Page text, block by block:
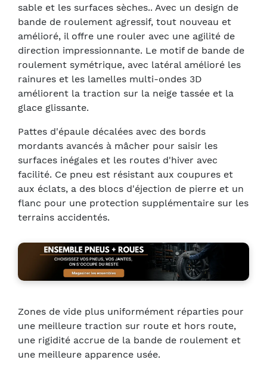
sable et les surfaces sèches.. Avec un design de
bande de roulement agressif, tout nouveau et
amélioré, il offre une rouler avec une agilité de
direction impressionnante. Le motif de bande de
roulement symétrique, avec latéral amélioré les
rainures et les lamelles multi-ondes 3D
améliorent la traction sur la neige tassée et la
glace glissante.
Pattes d'épaule décalées avec des bords
mordants avancés à mâcher pour saisir les
surfaces inégales et les routes d'hiver avec
facilité. Ce pneu est résistant aux coupures et
aux éclats, a des blocs d'éjection de pierre et un
flanc pour une protection supplémentaire sur les
terrains accidentés.
Zones de vide plus uniformément réparties pour
une meilleure traction sur route et hors route,
une rigidité accrue de la bande de roulement et
une meilleure apparence usée.